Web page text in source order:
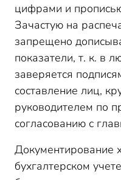
цифрами и
Зачастую на
запрещено
показатели, т. к. в
заверяется
составление лиц,
руководителем по
согласованию с
Документирование
бухгалтерском